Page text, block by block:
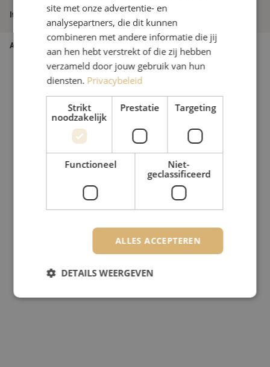
Itemnaam
Patchkabel duplex SM, LC/APC-LC/APC,
1.8mm, 24m
Artikelnummer M20000570
site met onze advertentie- en
analysepartners, die dit kunnen
combineren met andere informatie die jij
aan hen hebt verstrekt of die zij hebben
verzameld door jouw gebruik van hun
diensten. Privacybeleid
Strikt
noodzakelijk
Prestatie Targeting
Functioneel
Niet-
geclassificeerd
ALLES ACCEPTEREN
DETAILS WEERGEVEN